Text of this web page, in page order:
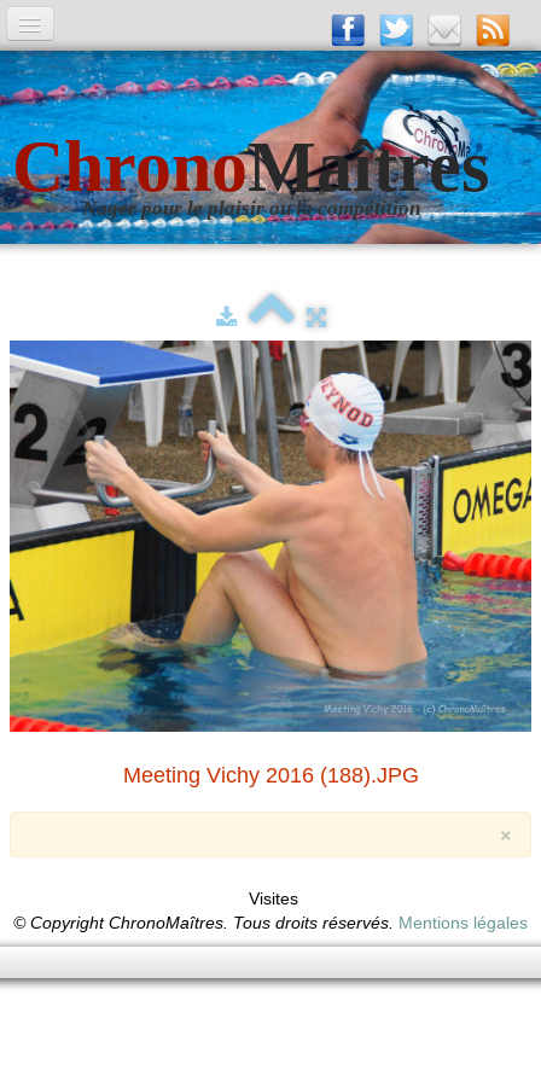
A la Une
Entrainements
La revue
Les numéros
Photos
Evènements ▼
Livre d'Or
ChronoMaîtres
Nager pour le plaisir ou la compétition
Meeting Vichy 2016 (188).JPG
×
Visites
© Copyright ChronoMaîtres. Tous droits réservés. Mentions légales